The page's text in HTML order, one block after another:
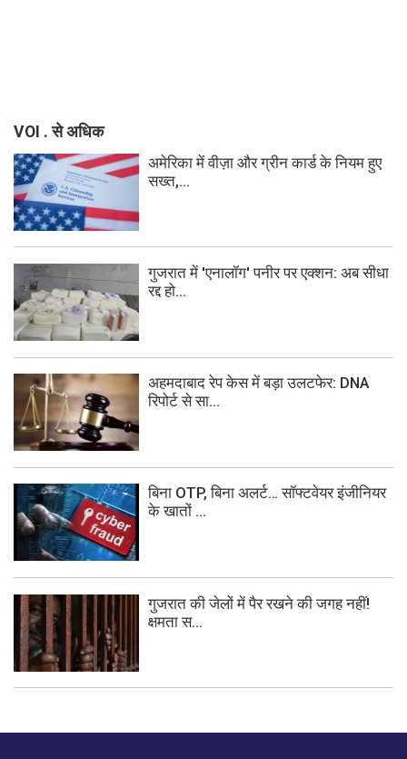
VOI . से अधिक
अमेरिका में वीज़ा और ग्रीन कार्ड के नियम हुए
सख्त,...
गुजरात में 'एनालॉग' पनीर पर एक्शन: अब सीधा
रद्द हो...
अहमदाबाद रेप केस में बड़ा उलटफेर: DNA
रिपोर्ट से सा...
बिना OTP, बिना अलर्ट… सॉफ्टवेयर इंजीनियर
के खातों ...
गुजरात की जेलों में पैर रखने की जगह नहीं!
क्षमता स...